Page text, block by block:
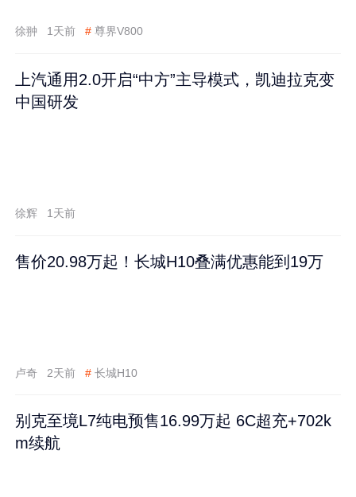
徐翀 1天前 # 尊界V800
上汽通用2.0开启“中方”主导模式，凯迪拉克变
中国研发
徐辉 1天前
售价20.98万起！长城H10叠满优惠能到19万
卢奇 2天前 # 长城H10
别克至境L7纯电预售16.99万起 6C超充+702k
m续航